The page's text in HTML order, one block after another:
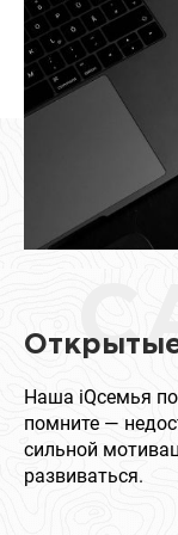
Наша iQсемья
помните —
сильной
развиваться.